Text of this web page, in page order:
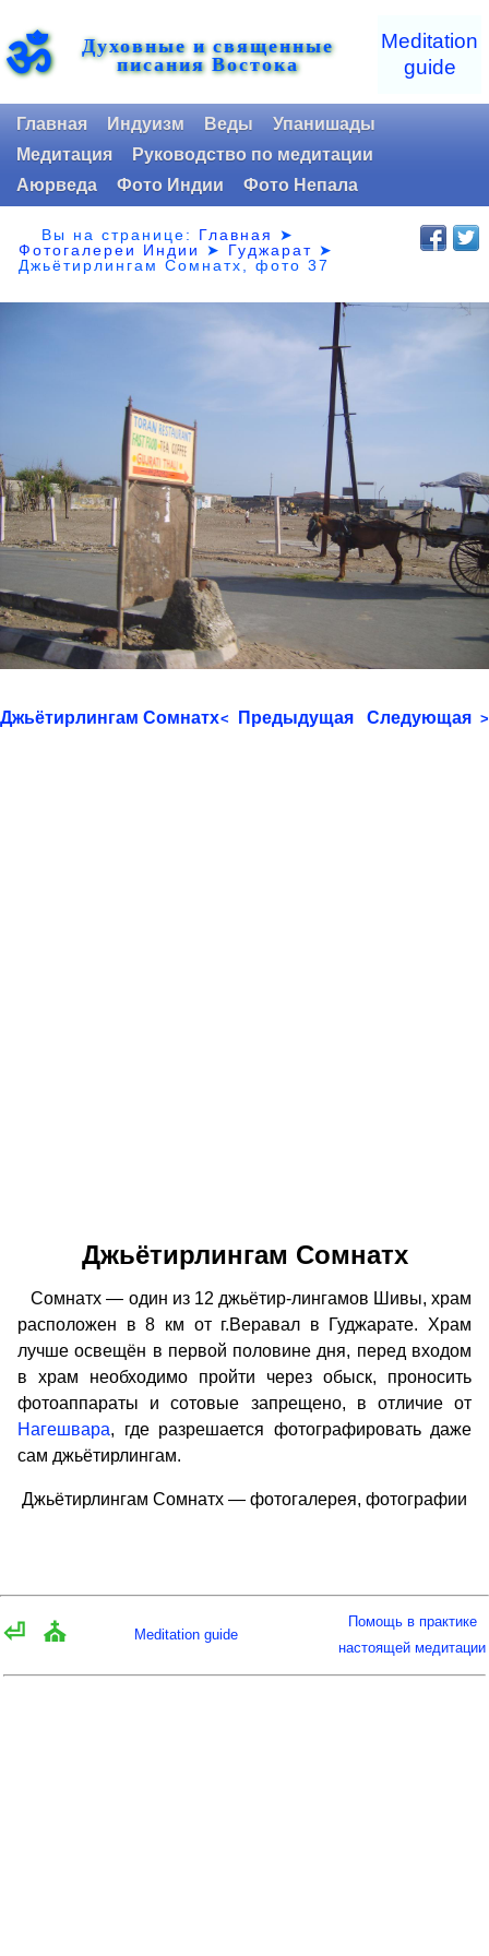
ॐ Духовные и священные
писания Востока
Meditation
guide
Главная Индуизм Веды
Упанишады
Медитация
Руководство по медитации
Аюрведа
Фото Индии Фото Непала
Вы на странице: Главная
➤
Фотогалереи Индии
➤ Гуджарат ➤
Джьётирлингам Сомнатх, фото 37
Джьётирлингам Сомнатх< Предыдущая Следующая >
Джьётирлингам Сомнатх
Сомнатх — один из 12 джьётир-лингамов Шивы, храм
расположен в 8 км от г.Веравал в Гуджарате. Храм
лучше освещён в первой половине дня, перед входом
в храм необходимо пройти через обыск, проносить
фотоаппараты и сотовые запрещено, в отличие от
Нагешвара, где разрешается фотографировать даже
сам джьётирлингам.
Джьётирлингам Сомнатх — фотогалерея, фотографии
⏎ ⛪ Meditation guide
Помощь в практике
настоящей медитации